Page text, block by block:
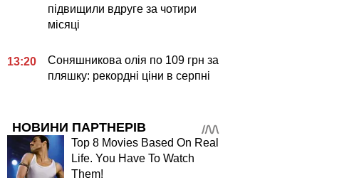
підвищили вдруге за чотири
місяці
13:20
Соняшникова олія по 109 грн за
пляшку: рекордні ціни в серпні
НОВИНИ ПАРТНЕРІВ
Top 8 Movies Based On Real
Life. You Have To Watch
Them!